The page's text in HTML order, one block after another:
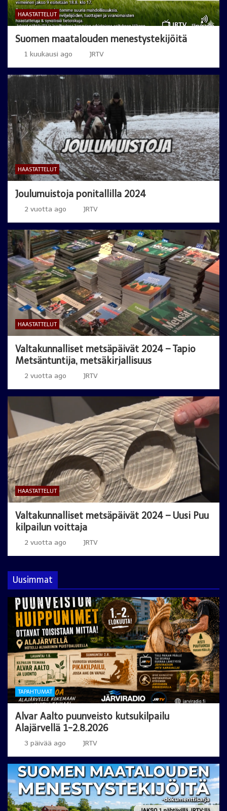
HAASTATTELUT
Suomen maatalouden menestystekijöitä
1 kuukausi ago JRTV
HAASTATTELUT
Joulumuistoja ponitallilla 2024
2 vuotta ago JRTV
HAASTATTELUT
Valtakunnalliset metsäpäivät 2024 – Tapio
Metsäntuntija, metsäkirjallisuus
2 vuotta ago JRTV
HAASTATTELUT
Valtakunnalliset metsäpäivät 2024 – Uusi Puu
kilpailun voittaja
2 vuotta ago JRTV
Uusimmat
TAPAHTUMAT
Alvar Aalto puunveisto kutsukilpailu
Alajärvellä 1-2.8.2026
3 päivää ago JRTV